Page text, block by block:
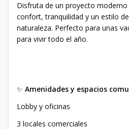
Disfruta de un proyecto
confort, tranquilidad y un estilo
naturaleza. Perfecto para unas
para vivir todo el año.
✨ Amenidades y espacios
Lobby y oficinas
3 locales comerciales